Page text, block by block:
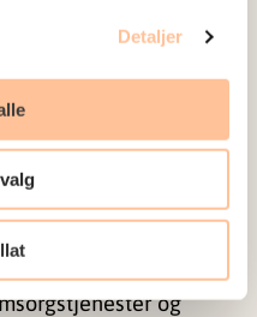
Detaljer
og